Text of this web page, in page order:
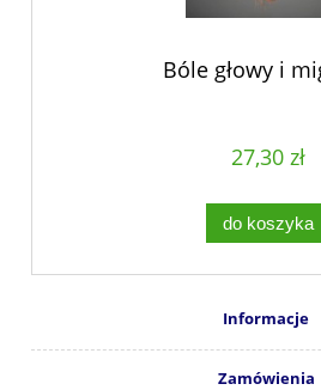
Bóle głowy i
27,30 zł
do koszyka
Informacje
Zamówienia